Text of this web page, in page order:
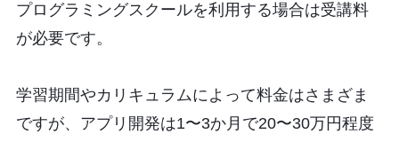
プログラミングスクールを利用する場合は受講料
が必要です。
学習期間やカリキュラムによって料金はさまざま
ですが、アプリ開発は1〜3か月で20〜30万円程度